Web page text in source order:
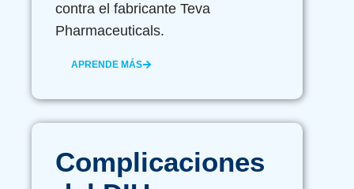
contra el fabricante Teva
Pharmaceuticals.
APRENDE MÁS
Complicaciones